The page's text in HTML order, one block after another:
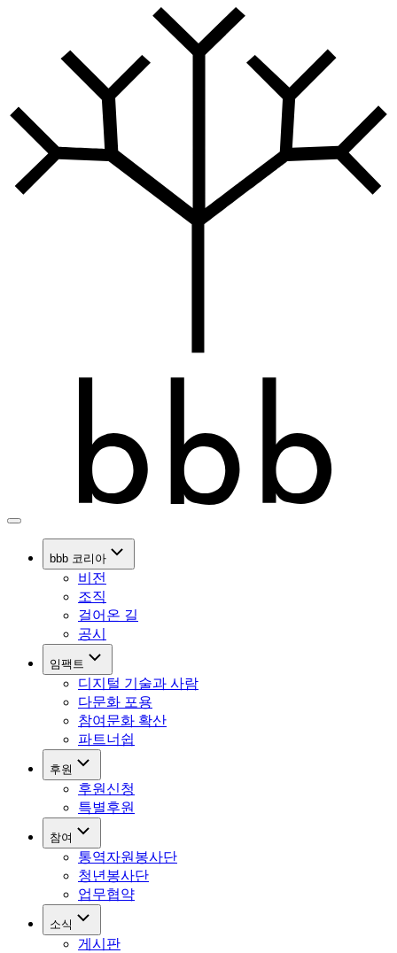
bbb 코리아
비전
조직
걸어온 길
공시
임팩트
디지털 기술과 사람
다문화 포용
참여문화 확산
파트너쉽
후원
후원신청
특별후원
참여
통역자원봉사단
청년봉사단
업무협약
소식
게시판